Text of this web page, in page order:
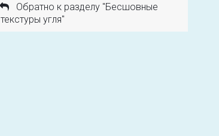
Обратно к разделу "Бесшовные
текстуры угля"